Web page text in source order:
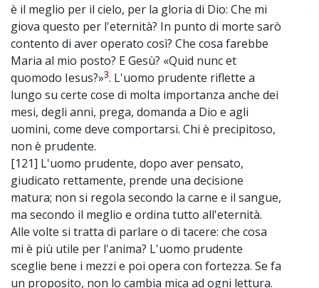
è il meglio per il cielo, per la gloria di Dio: Che mi
giova questo per l'eternità? In punto di morte sarò
contento di aver operato così? Che cosa farebbe
Maria al mio posto? E Gesù? «Quid nunc et
quomodo Iesus?»3. L'uomo prudente riflette a
lungo su certe cose di molta importanza anche dei
mesi, degli anni, prega, domanda a Dio e agli
uomini, come deve comportarsi. Chi è precipitoso,
non è prudente.
[121] L'uomo prudente, dopo aver pensato,
giudicato rettamente, prende una decisione
matura; non si regola secondo la carne e il sangue,
ma secondo il meglio e ordina tutto all'eternità.
Alle volte si tratta di parlare o di tacere: che cosa
mi è più utile per l'anima? L'uomo prudente
sceglie bene i mezzi e poi opera con fortezza. Se fa
un proposito, non lo cambia mica ad ogni lettura.